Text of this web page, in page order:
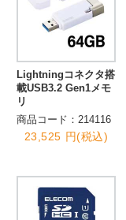
Lightningコネクタ搭
載USB3.2 Gen1メモ
リ
商品コード：214116
23,525 円(税込)